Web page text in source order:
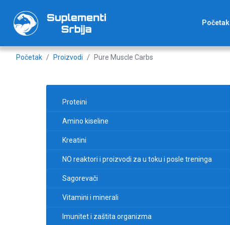
Početak
Početak Proizvodi Pure Muscle Carbs
Proteini
Amino kiseline
Kreatini
NO reaktori i proizvodi za u toku i posle treninga
Sagorevači
Vitamini i minerali
Imunitet i zaštita organizma